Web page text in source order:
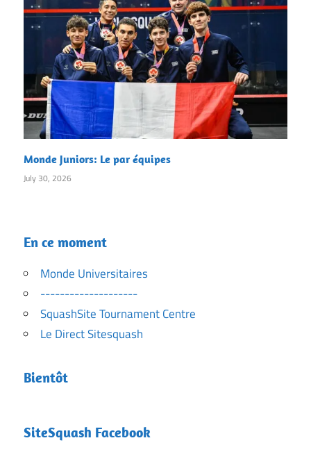
Monde Juniors: Le par équipes
July 30, 2026
En ce moment
Monde Universitaires
--------------------
SquashSite Tournament Centre
Le Direct Sitesquash
Bientôt
SiteSquash Facebook